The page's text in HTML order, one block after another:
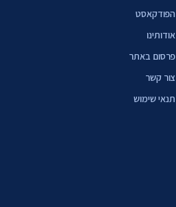
הפודקאסט
אודותינו
פרסום באתר
צור קשר
תנאי שימוש